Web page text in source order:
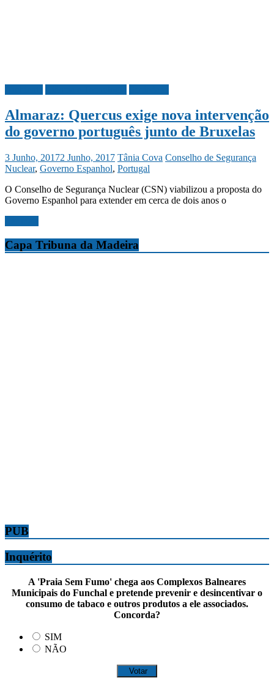
Almaraz: Quercus exige nova intervenção
do governo português junto de Bruxelas
3 Junho, 20172 Junho, 2017 Tânia Cova Conselho de Segurança
Nuclear, Governo Espanhol, Portugal
O Conselho de Segurança Nuclear (CSN) viabilizou a proposta do
Governo Espanhol para extender em cerca de dois anos o
Capa Tribuna da Madeira
PUB
Inquérito
A 'Praia Sem Fumo' chega aos Complexos Balneares
Municipais do Funchal e pretende prevenir e desincentivar o
consumo de tabaco e outros produtos a ele associados.
Concorda?
SIM
NÃO